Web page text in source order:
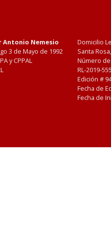
Antonio Nemesio
3 de Mayo de 1992
y CPPAL
Domicilio
Santa
Número
RL-2019-
Edición #
Fecha de
Fecha de